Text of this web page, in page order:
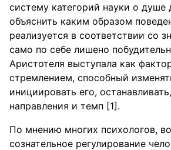
систему категорий науки о душе
объяснить каким образом
реализуется в соответствии со
само по себе лишено
Аристотеля выступала как
стремлением, способный
инициировать его,
направления и темп [1].
По мнению многих психологов,
сознательное регулирование